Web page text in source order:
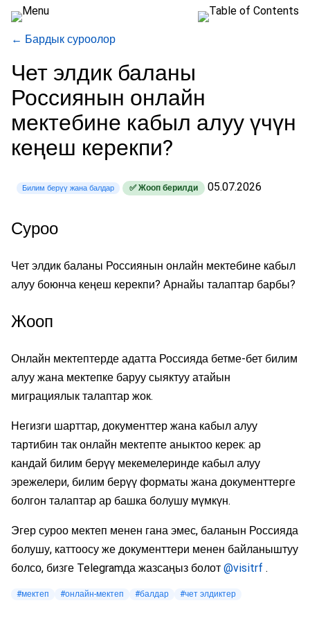
← Бардык суроолор
Чет элдик баланы
Россиянын онлайн
мектебине кабыл алуу үчүн
кеңеш керекпи?
Билим берүү жана балдар ✅ Жооп берилди 05.07.2026
Суроо
Чет элдик баланы Россиянын онлайн мектебине кабыл
алуу боюнча кеңеш керекпи? Арнайы талаптар барбы?
Жооп
Онлайн мектептерде адатта Россияда бетме-бет билим
алуу жана мектепке баруу сыяктуу атайын
миграциялык талаптар жок.
Негизги шарттар, документтер жана кабыл алуу
тартибин так онлайн мектепте аныктоо керек: ар
кандай билим берүү мекемелеринде кабыл алуу
эрежелери, билим берүү форматы жана документтерге
болгон талаптар ар башка болушу мүмкүн.
Эгер суроо мектеп менен гана эмес, баланын Россияда
болушу, каттоосу же документтери менен байланыштуу
болсо, бизге Telegramда жазсаңыз болот @visitrf .
#мектеп #онлайн-мектеп #балдар #чет элдиктер